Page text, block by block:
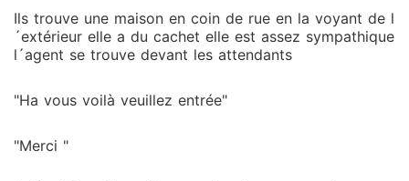
Ils trouve une maison en coin de rue en la voyant de l
´extérieur elle a du cachet elle est assez sympathique
l´agent se trouve devant les attendants
"Ha vous voilà veuillez entrée"
"Merci "